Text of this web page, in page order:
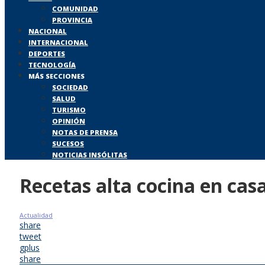
COMUNIDAD
PROVINCIA
NACIONAL
INTERNACIONAL
DEPORTES
TECNOLOGÍA
MÁS SECCIONES
SOCIEDAD
SALUD
TURISMO
OPINIÓN
NOTAS DE PRENSA
SUCESOS
NOTICIAS INSÓLITAS
Recetas alta cocina en
Actualidad
share
tweet
gplus
share